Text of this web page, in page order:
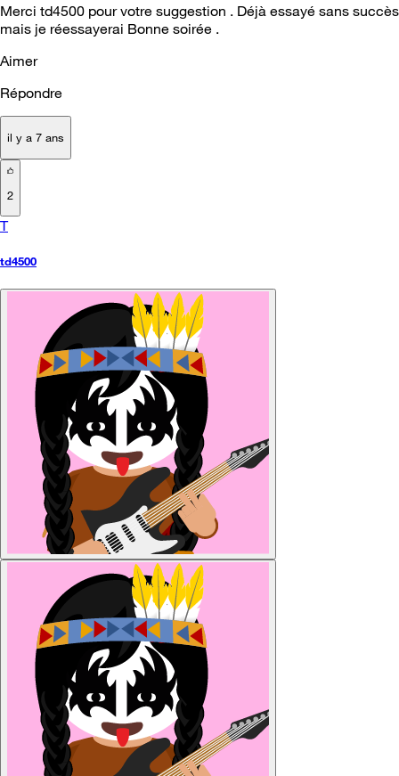
Merci td4500 pour votre suggestion . Déjà essayé sans succès
mais je réessayerai Bonne soirée .
Aimer
Répondre
il y a 7 ans
2
T
td4500